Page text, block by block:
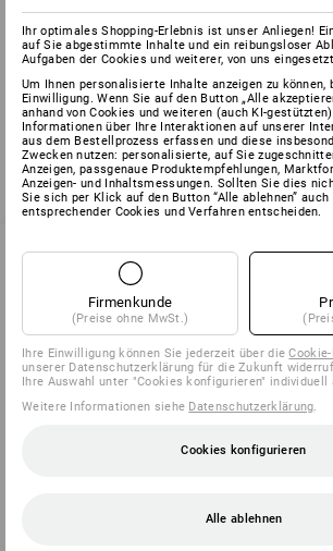
Sie haben sich bereits 2 von 2 Artikeln
SERVICE 0 60 50 / 97 10
SERVICE
Ihr optimales Shopping-Erlebnis ist unser Anliegen!
auf Sie abgestimmte Inhalte und ein reibungsloser
Aufgaben der Cookies und weiterer, von uns
Um Ihnen personalisierte Inhalte anzeigen zu können,
Einwilligung. Wenn Sie auf den Button „Alle
anhand von Cookies und weiteren (auch KI-
Informationen über Ihre Interaktionen auf unserer
aus dem Bestellprozess erfassen und diese
Zwecken nutzen: personalisierte, auf Sie
Anzeigen, passgenaue Produktempfehlungen,
Anzeigen- und Inhaltsmessungen. Sollten Sie dies
Sie sich per Klick auf den Button “Alle ablehnen” auch
entsprechender Cookies und Verfahren entscheiden.
Firmenkunde
(Preise ohne MwSt.)
Ihre Einwilligung können Sie jederzeit über die
unserer Datenschutzerklärung für die Zukunft
Ihre Auswahl unter "Cookies konfigurieren" individuell
Weitere Informationen siehe Datenschutzerklärung
Cookies konfigurieren
Alle ablehnen